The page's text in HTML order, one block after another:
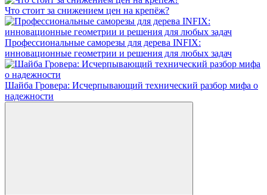
Что стоит за снижением цен на крепёж?
Профессиональные саморезы для дерева INFIX:
инновационные геометрии и решения для любых задач
Шайба Гровера: Исчерпывающий технический разбор мифа о
надежности